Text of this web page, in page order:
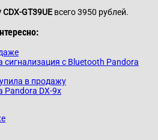
CDX-GT39UE всего 3950 рублей.
сигнализация с Bluetooth Pandora
в продажу
Pandora DX-9x